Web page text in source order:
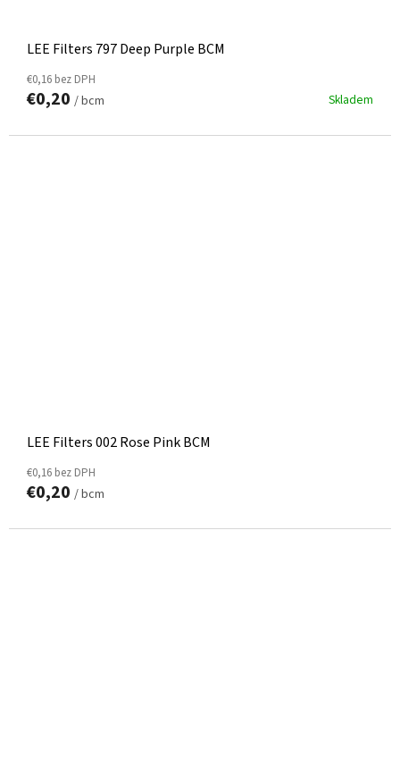
LEE Filters 797 Deep Purple BCM
Skladem
€0,16 bez DPH
€0,20 / bcm
LEE Filters 002 Rose Pink BCM
€0,16 bez DPH
€0,20 / bcm